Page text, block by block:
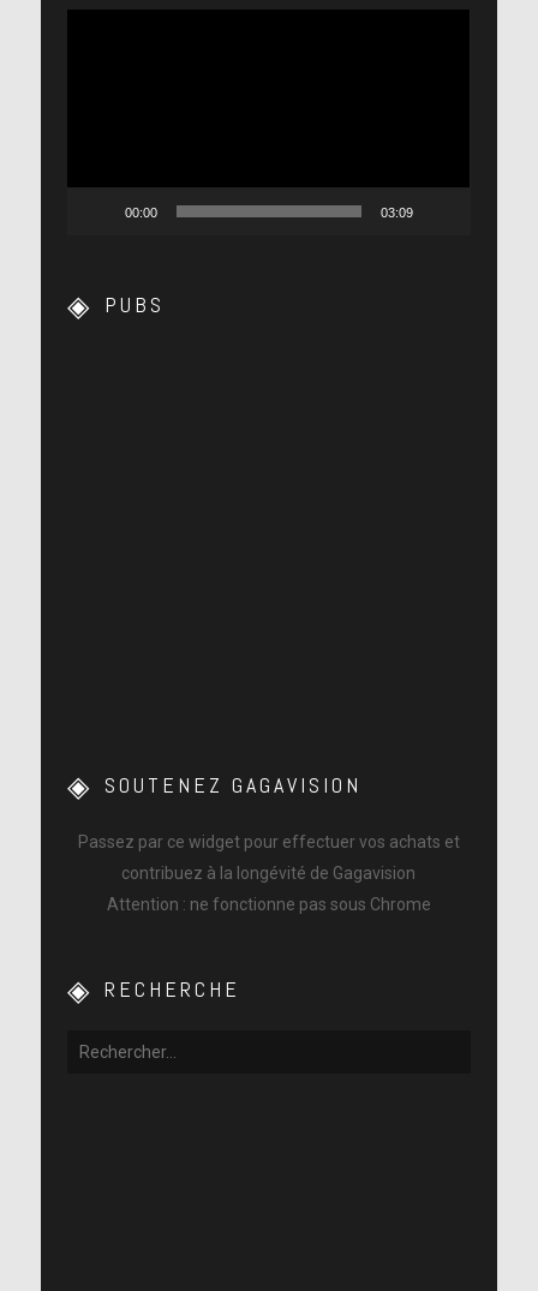
00:00 03:09
PUBS
SOUTENEZ GAGAVISION
Passez par ce widget pour effectuer vos achats et
contribuez à la longévité de Gagavision
Attention : ne fonctionne pas sous Chrome
RECHERCHE